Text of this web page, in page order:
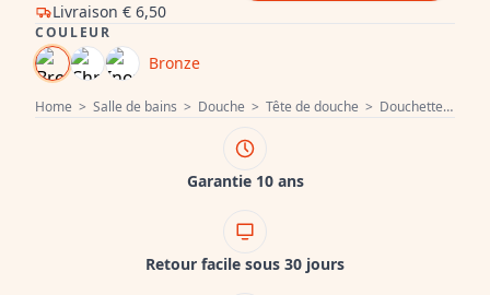
Home > Salle de bains > Douche > Tête de douche > Douchette >
Livraison € 6,50
COULEUR
Bronze
Garantie 10 ans
Retour facile sous 30 jours